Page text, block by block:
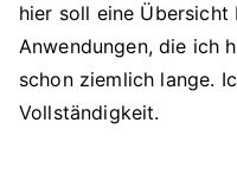
hier soll eine Übersicht
Anwendungen, die ich
schon ziemlich lange.
Vollständigkeit.